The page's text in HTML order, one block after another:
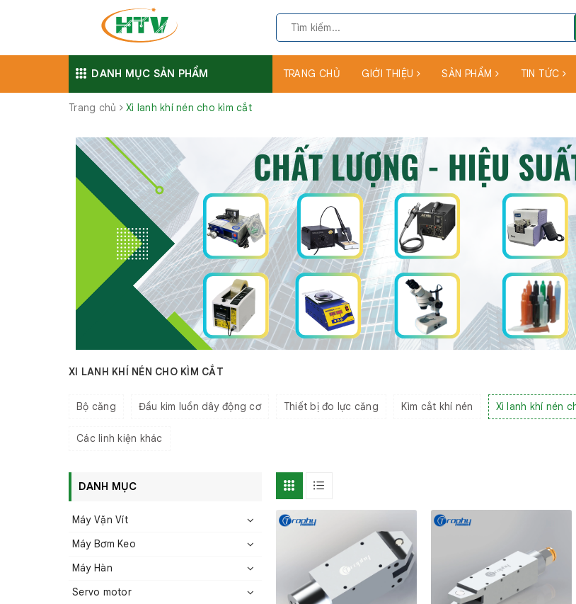
DANH MỤC SẢN PHẨM TRANG CHỦ GIỚI THIỆU SẢN PHẨM TIN TỨC
Trang chủ Xi lanh khí nén cho kìm cắt
XI LANH KHÍ NÉN CHO KÌM CẮT
Bộ căng Đầu kim luồn dây động cơ Thiết bị đo lực căng Kìm cắt khí nén Xi lanh khí nén
Các linh kiện khác
DANH MỤC
Máy Vặn Vít
Máy Bơm Keo
Máy Hàn
Servo motor